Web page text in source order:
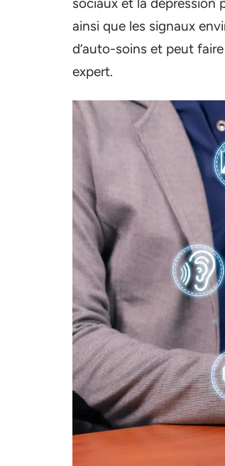
ainsi que les signaux
d’auto-soins et peut
expert.